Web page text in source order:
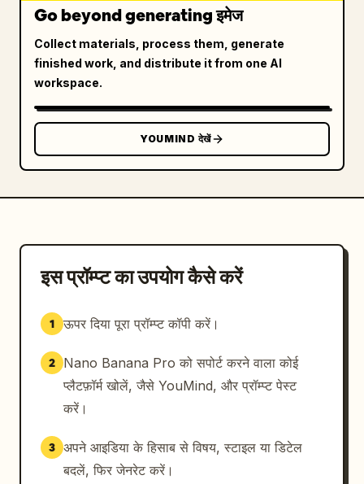
Go beyond generating इमेज
Collect materials, process them, generate
finished work, and distribute it from one AI
workspace.
YOUMIND देखें
इस प्रॉम्प्ट का उपयोग कैसे करें
1 ऊपर दिया पूरा प्रॉम्प्ट कॉपी करें।
2
Nano Banana Pro को सपोर्ट करने वाला कोई
प्लैटफ़ॉर्म खोलें, जैसे YouMind, और प्रॉम्प्ट पेस्ट
करें।
3 अपने आइडिया के हिसाब से विषय, स्टाइल या डिटेल
बदलें, फिर जेनरेट करें।